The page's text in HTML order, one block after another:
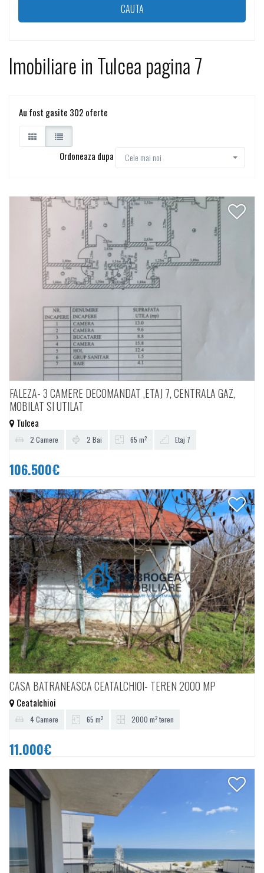
Imobiliare in Tulcea pagina 7
Au fost gasite 302 oferte
Ordoneaza dupa Cele mai noi
FALEZA- 3 CAMERE DECOMANDAT ,ETAJ 7, CENTRALA GAZ,
MOBILAT SI UTILAT
Tulcea
2 Camere 2 Bai 65 m2 Etaj 7
106.500€
CASA BATRANEASCA CEATALCHIOI- TEREN 2000 MP
Ceatalchioi
4 Camere 65 m2 2000 m2 teren
11.000€